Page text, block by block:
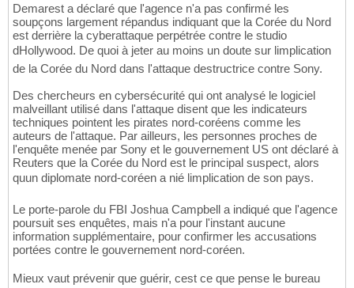
Demarest a déclaré que l'agence n'a pas confirmé les
soupçons largement répandus indiquant que la Corée du Nord
est derrière la cyberattaque perpétrée contre le studio
dHollywood. De quoi à jeter au moins un doute sur limplication
de la Corée du Nord dans l'attaque destructrice contre Sony.
Des chercheurs en cybersécurité qui ont analysé le logiciel
malveillant utilisé dans l'attaque disent que les indicateurs
techniques pointent les pirates nord-coréens comme les
auteurs de l'attaque. Par ailleurs, les personnes proches de
l'enquête menée par Sony et le gouvernement US ont déclaré à
Reuters que la Corée du Nord est le principal suspect, alors
quun diplomate nord-coréen a nié limplication de son pays.
Le porte-parole du FBI Joshua Campbell a indiqué que l'agence
poursuit ses enquêtes, mais n'a pour l'instant aucune
information supplémentaire, pour confirmer les accusations
portées contre le gouvernement nord-coréen.
Mieux vaut prévenir que guérir, cest ce que pense le bureau